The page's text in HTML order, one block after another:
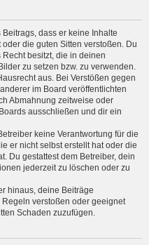
dass er keine Inhalte
die guten Sitten verstoßen. Du
besitzt, die in deinen
zu setzen bzw. zu verwenden.
aus. Bei Verstößen gegen
im Board veröffentlichten
Abmahnung zeitweise oder
ausschließen und dir ein
keine Verantwortung für die
er nicht selbst erstellt hat oder die
Du gestattest dem Betreiber, dein
jederzeit zu löschen oder zu
hinaus, deine Beiträge
verstoßen oder geeignet
Schaden zuzufügen.